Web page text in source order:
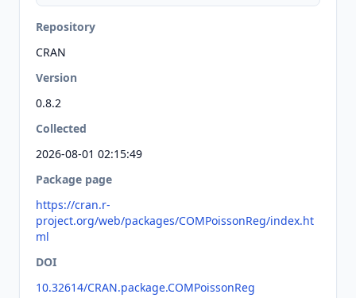
Repository
CRAN
Version
0.8.2
Collected
2026-08-01 02:15:49
Package page
https://cran.r-
project.org/web/packages/COMPoissonReg/index.ht
ml
DOI
10.32614/CRAN.package.COMPoissonReg